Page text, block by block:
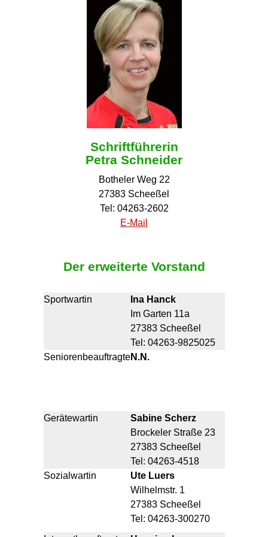
Schriftführerin
Petra Schneider
Botheler Weg 22
27383 Scheeßel
Tel: 04263-2602
E-Mail
Der erweiterte Vorstand
Sportwartin
Ina Hanck
Im Garten 11a
27383 Scheeßel
Tel: 04263-9825025
SeniorenbeauftragteN.N.
Gerätewartin
Sabine Scherz
Brockeler Straße 23
27383 Scheeßel
Tel: 04263-4518
Sozialwartin
Ute Luers
Wilhelmstr. 1
27383 Scheeßel
Tel: 04263-300270